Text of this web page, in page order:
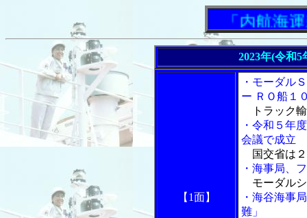
「内航海運新
2023年(令和
【1面】
・モーダル
ー ＲＯ船１
トラック輸
・令和５年
会議で成立
国交省は
・海事局、
モーダルシ
・海谷海事
難」